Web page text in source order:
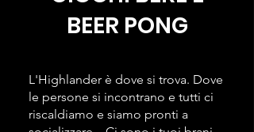
BEER PONG
L'Highlander è dove si trova. Dove
le persone si incontrano e tutti ci
riscaldiamo e siamo pronti a